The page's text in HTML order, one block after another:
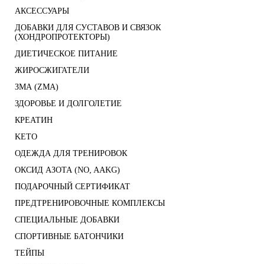
АКСЕССУАРЫ
ДОБАВКИ ДЛЯ СУСТАВОВ И СВЯЗОК
(ХОНДРОПРОТЕКТОРЫ)
ДИЕТИЧЕСКОЕ ПИТАНИЕ
ЖИРОСЖИГАТЕЛИ
ЗМА (ZMA)
ЗДОРОВЬЕ И ДОЛГОЛЕТИЕ
КРЕАТИН
KETO
ОДЕЖДА ДЛЯ ТРЕНИРОВОК
ОКСИД АЗОТА (NO, AAKG)
ПОДАРОЧНЫЙ СЕРТИФИКАТ
ПРЕДТРЕНИРОВОЧНЫЕ КОМПЛЕКСЫ
СПЕЦИАЛЬНЫЕ ДОБАВКИ
СПОРТИВНЫЕ БАТОНЧИКИ
ТЕЙПЫ